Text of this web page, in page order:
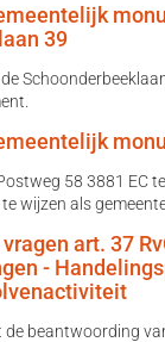
39
58 3881 EC
te wijzen als
art. 37
-
de beantwoording